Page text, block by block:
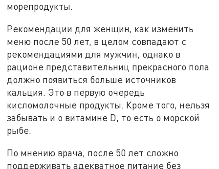
морепродукты.
Рекомендации для женщин, как изменить
меню после 50 лет, в целом совпадают с
рекомендациями для мужчин, однако в
рационе представительниц прекрасного пола
должно появиться больше источников
кальция. Это в первую очередь
кисломолочные продукты. Кроме того, нельзя
забывать и о витамине D, то есть о морской
рыбе.
По мнению врача, после 50 лет сложно
поддерживать адекватное питание без